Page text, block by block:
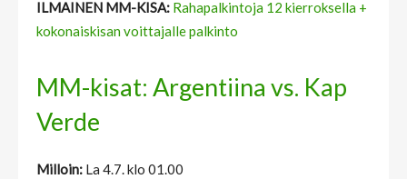
ILMAINEN MM-KISA: Rahapalkintoja 12 kierroksella +
kokonaiskisan voittajalle palkinto
MM-kisat: Argentiina vs. Kap
Verde
Milloin: La 4.7. klo 01.00